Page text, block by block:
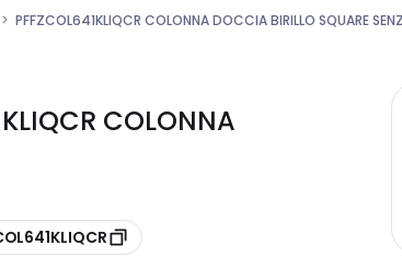
PFFZCOL641KLIQCR COLONNA DOCCIA BIRILLO SQUARE
COLONNA